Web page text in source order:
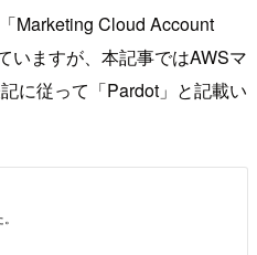
Marketing Cloud Account
いますが、本記事ではAWSマ
に従って「Pardot」と記載い